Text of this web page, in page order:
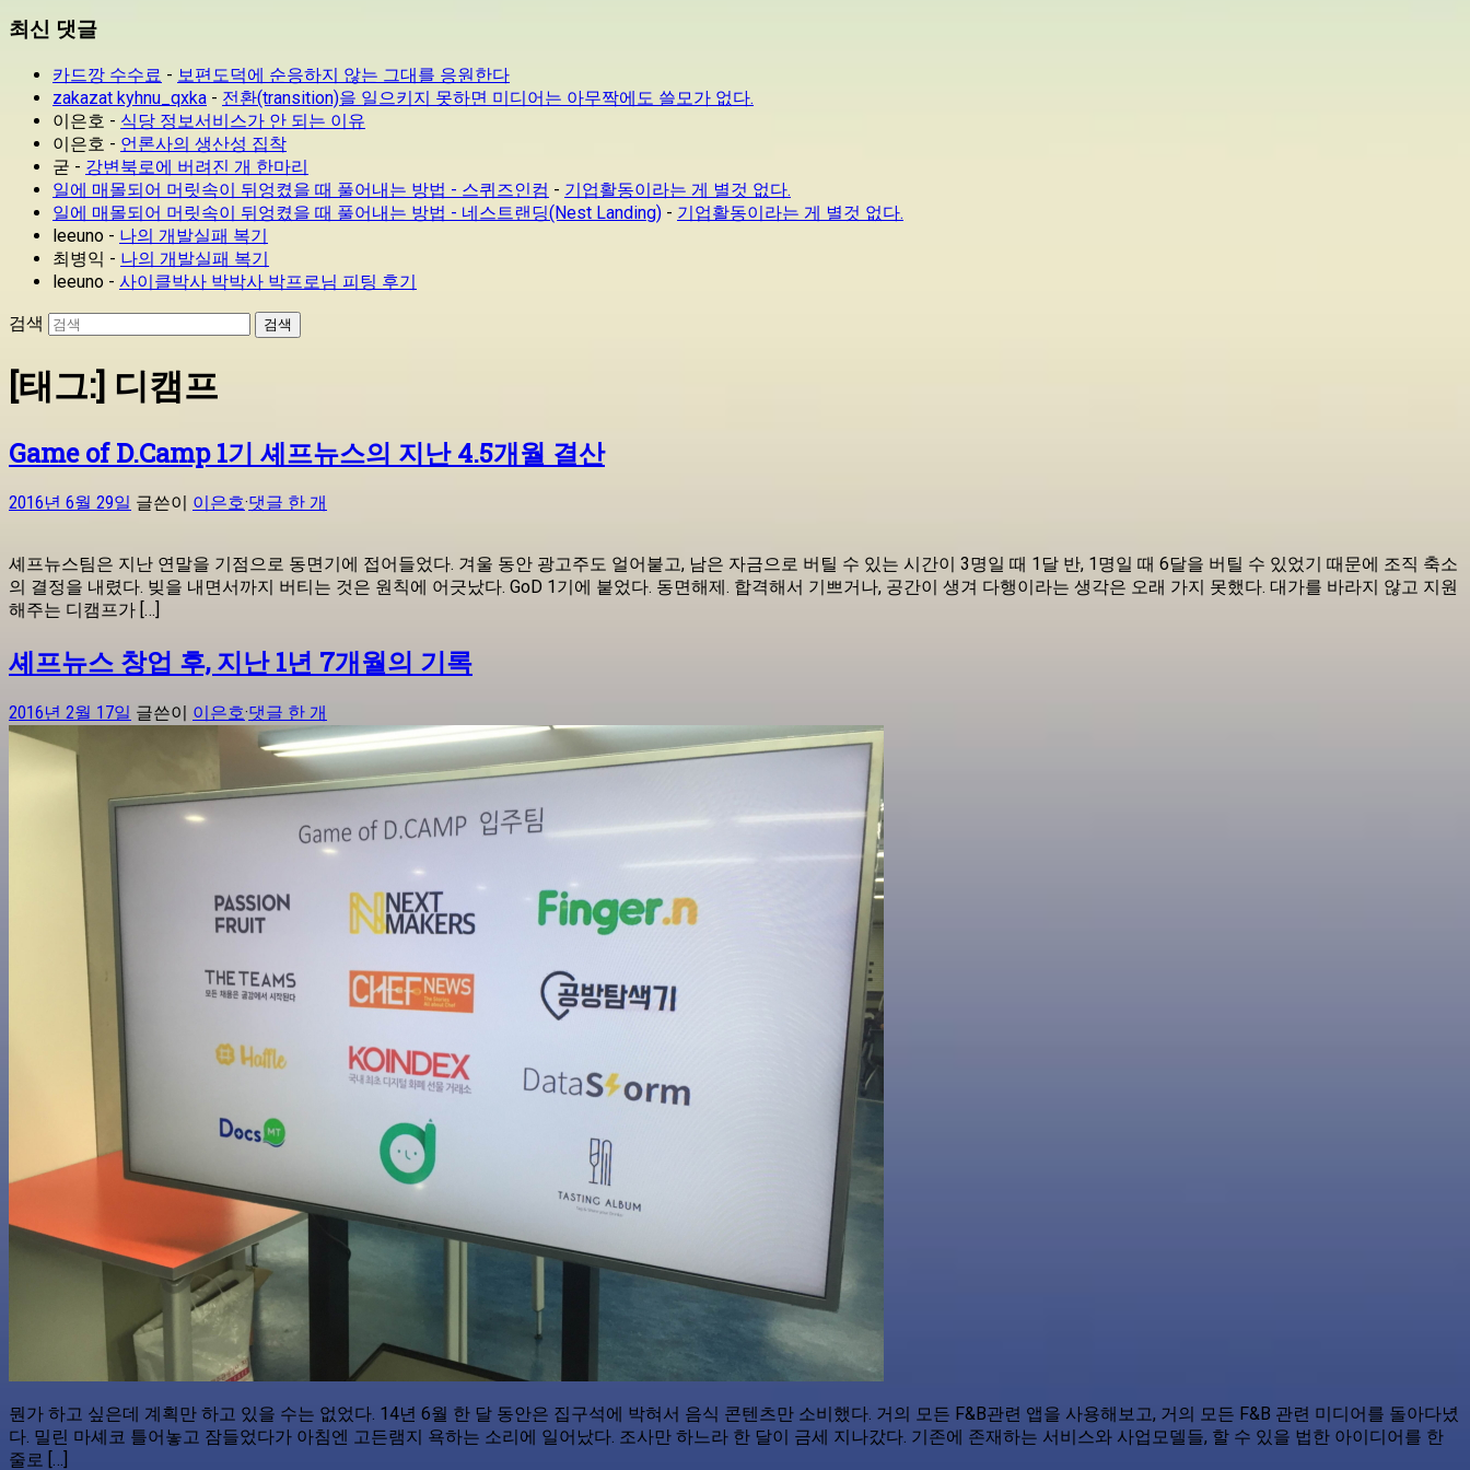
최신 댓글
카드깡 수수료 - 보편도덕에 순응하지 않는 그대를 응원한다
zakazat kyhnu_qxka - 전환(transition)을 일으키지 못하면 미디어는 아무짝에도 쓸모가 없다.
이은호 - 식당 정보서비스가 안 되는 이유
이은호 - 언론사의 생산성 집착
굳 - 강변북로에 버려진 개 한마리
일에 매몰되어 머릿속이 뒤엉켰을 때 풀어내는 방법 - 스퀴즈인컴 - 기업활동이라는 게 별것 없다.
일에 매몰되어 머릿속이 뒤엉켰을 때 풀어내는 방법 - 네스트랜딩(Nest Landing) - 기업활동이라는 게 별것 없다.
leeuno - 나의 개발실패 복기
최병익 - 나의 개발실패 복기
leeuno - 사이클박사 박박사 박프로님 피팅 후기
검색
[태그:] 디캠프
Game of D.Camp 1기 셰프뉴스의 지난 4.5개월 결산
2016년 6월 29일 글쓴이 이은호·댓글 한 개
셰프뉴스팀은 지난 연말을 기점으로 동면기에 접어들었다. 겨울 동안 광고주도 얼어붙고, 남은 자금으로 버틸 수 있는 시간이 3명일 때 1달 반, 1명일 때 6달을 버틸 수 있었기 때문에 조직 축소
의 결정을 내렸다. 빚을 내면서까지 버티는 것은 원칙에 어긋났다. GoD 1기에 붙었다. 동면해제. 합격해서 기쁘거나, 공간이 생겨 다행이라는 생각은 오래 가지 못했다. 대가를 바라지 않고 지원
해주는 디캠프가 […]
셰프뉴스 창업 후, 지난 1년 7개월의 기록
2016년 2월 17일 글쓴이 이은호·댓글 한 개
뭔가 하고 싶은데 계획만 하고 있을 수는 없었다. 14년 6월 한 달 동안은 집구석에 박혀서 음식 콘텐츠만 소비했다. 거의 모든 F&B관련 앱을 사용해보고, 거의 모든 F&B 관련 미디어를 돌아다녔
다. 밀린 마셰코 틀어놓고 잠들었다가 아침엔 고든램지 욕하는 소리에 일어났다. 조사만 하느라 한 달이 금세 지나갔다. 기존에 존재하는 서비스와 사업모델들, 할 수 있을 법한 아이디어를 한
줄로 […]